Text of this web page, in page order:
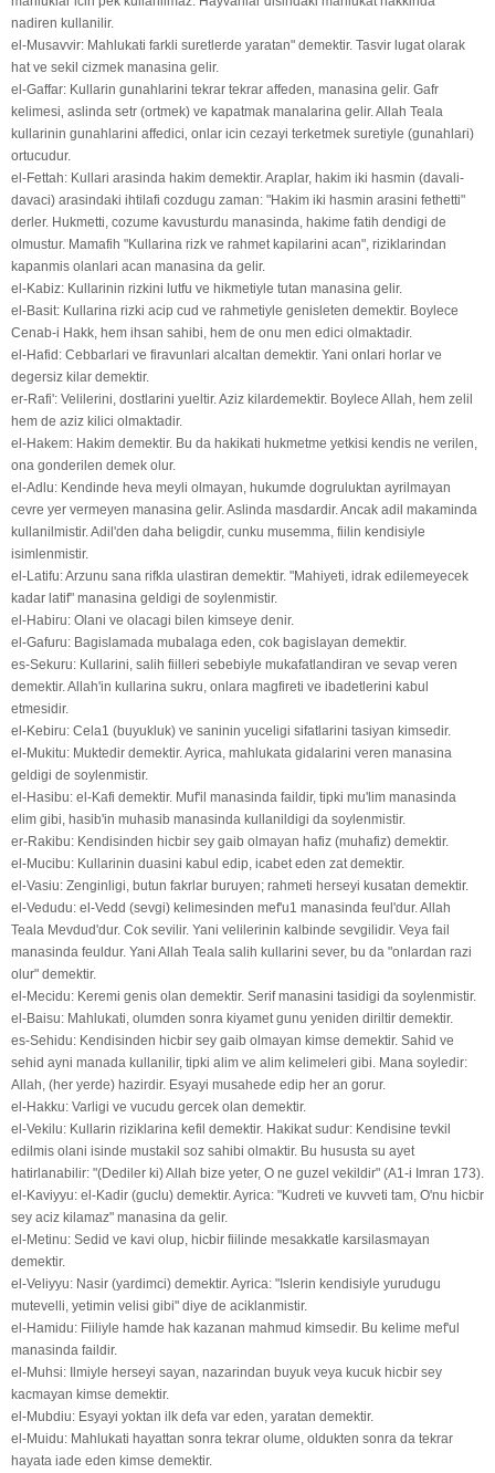
nadiren kullanilir.
el-Musavvir: Mahlukati farkli suretlerde yaratan" demektir. Tasvir lugat olarak
hat ve sekil cizmek manasina gelir.
el-Gaffar: Kullarin gunahlarini tekrar tekrar affeden‚ manasina gelir. Gafr
kelimesi‚ aslinda setr (ortmek) ve kapatmak manalarina gelir. Allah Teala
kullarinin gunahlarini affedici‚ onlar icin cezayi terketmek suretiyle (gunahlari)
ortucudur.
el-Fettah: Kullari arasinda hakim demektir. Araplar, hakim iki hasmin (davali-
davaci) arasindaki ihtilafi cozdugu zaman: "Hakim iki hasmin arasini fethetti"
derler. Hukmetti, cozume kavusturdu manasinda, hakime fatih dendigi de
olmustur. Mamafih "Kullarina rizk ve rahmet kapilarini acan", riziklarindan
kapanmis olanlari acan manasina da gelir.
el-Kabiz: Kullarinin rizkini lutfu ve hikmetiyle tutan manasina gelir.
el-Basit: Kullarina rizki acip cud ve rahmetiyle genisleten demektir. Boylece
Cenab-i Hakk, hem ihsan sahibi, hem de onu men edici olmaktadir.
el-Hafid: Cebbarlari ve firavunlari alcaltan demektir. Yani onlari horlar ve
degersiz kilar demektir.
er-Rafi': Velilerini, dostlarini yueltir. Aziz kilardemektir. Boylece Allah, hem zelil
hem de aziz kilici olmaktadir.
el-Hakem: Hakim demektir. Bu da hakikati hukmetme yetkisi kendis ne verilen,
ona gonderilen demek olur.
el-Adlu: Kendinde heva meyli olmayan, hukumde dogruluktan ayrilmayan
cevre yer vermeyen manasina gelir. Aslinda masdardir. Ancak adil makaminda
kullanilmistir. Adil'den daha beligdir, cunku musemma, fiilin kendisiyle
isimlenmistir.
el-Latifu: Arzunu sana rifkla ulastiran demektir. "Mahiyeti, idrak edilemeyecek
kadar latif" manasina geldigi de soylenmistir.
el-Habiru: Olani ve olacagi bilen kimseye denir.
el-Gafuru: Bagislamada mubalaga eden, cok bagislayan demektir.
es-Sekuru: Kullarini, salih fiilleri sebebiyle mukafatlandiran ve sevap veren
demektir. Allah'in kullarina sukru, onlara magfireti ve ibadetlerini kabul
etmesidir.
el-Kebiru: Cela1 (buyukluk) ve saninin yuceligi sifatlarini tasiyan kimsedir.
el-Mukitu: Muktedir demektir. Ayrica, mahlukata gidalarini veren manasina
geldigi de soylenmistir.
el-Hasibu: el-Kafi demektir. Muf'il manasinda faildir, tipki mu'lim manasinda
elim gibi, hasib'in muhasib manasinda kullanildigi da soylenmistir.
er-Rakibu: Kendisinden hicbir sey gaib olmayan hafiz (muhafiz) demektir.
el-Mucibu: Kullarinin duasini kabul edip, icabet eden zat demektir.
el-Vasiu: Zenginligi, butun fakrlar buruyen; rahmeti herseyi kusatan demektir.
el-Vedudu: el-Vedd (sevgi) kelimesinden mef'u1 manasinda feul'dur. Allah
Teala Mevdud'dur. Cok sevilir. Yani velilerinin kalbinde sevgilidir. Veya fail
manasinda feuldur. Yani Allah Teala salih kullarini sever, bu da "onlardan razi
olur" demektir.
el-Mecidu: Keremi genis olan demektir. Serif manasini tasidigi da soylenmistir.
el-Baisu: Mahlukati, olumden sonra kiyamet gunu yeniden diriltir demektir.
es-Sehidu: Kendisinden hicbir sey gaib olmayan kimse demektir. Sahid ve
sehid ayni manada kullanilir, tipki alim ve alim kelimeleri gibi. Mana soyledir:
Allah, (her yerde) hazirdir. Esyayi musahede edip her an gorur.
el-Hakku: Varligi ve vucudu gercek olan demektir.
el-Vekilu: Kullarin riziklarina kefil demektir. Hakikat sudur: Kendisine tevkil
edilmis olani isinde mustakil soz sahibi olmaktir. Bu hususta su ayet
hatirlanabilir: "(Dediler ki) Allah bize yeter, O ne guzel vekildir" (A1-i Imran 173).
el-Kaviyyu: el-Kadir (guclu) demektir. Ayrica: "Kudreti ve kuvveti tam, O'nu hicbir
sey aciz kilamaz" manasina da gelir.
el-Metinu: Sedid ve kavi olup, hicbir fiilinde mesakkatle karsilasmayan
demektir.
el-Veliyyu: Nasir (yardimci) demektir. Ayrica: "Islerin kendisiyle yurudugu
mutevelli, yetimin velisi gibi" diye de aciklanmistir.
el-Hamidu: Fiiliyle hamde hak kazanan mahmud kimsedir. Bu kelime mef'ul
manasinda faildir.
el-Muhsi: Ilmiyle herseyi sayan, nazarindan buyuk veya kucuk hicbir sey
kacmayan kimse demektir.
el-Mubdiu: Esyayi yoktan ilk defa var eden, yaratan demektir.
el-Muidu: Mahlukati hayattan sonra tekrar olume, oldukten sonra da tekrar
hayata iade eden kimse demektir.